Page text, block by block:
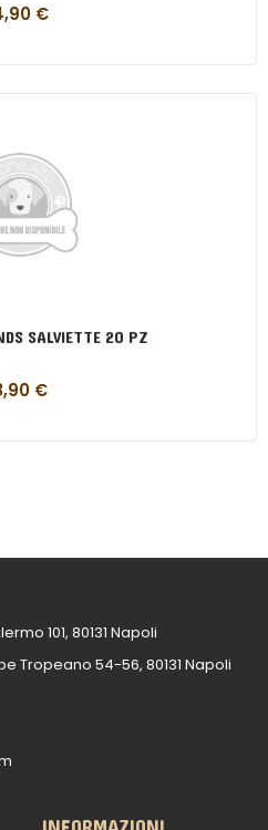
€
SALVIETTE 20 PZ
€
101, 80131 Napoli
Tropeano 54-56, 80131 Napoli